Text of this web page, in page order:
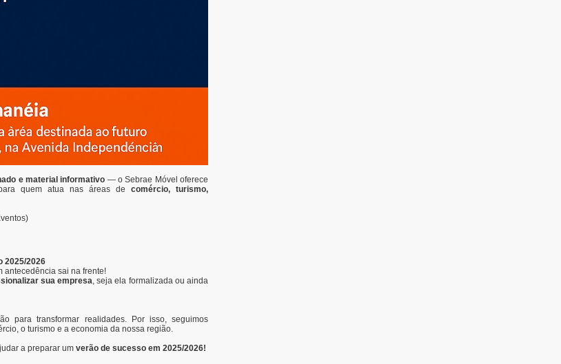
e material informativo — o Sebrae Móvel oferece
quem atua nas áreas de comércio, turismo,
2025/2026
antecedência sai na frente!
sua empresa, seja ela formalizada ou ainda
para transformar realidades. Por isso, seguimos
o turismo e a economia da nossa região.
a preparar um verão de sucesso em 2025/2026!